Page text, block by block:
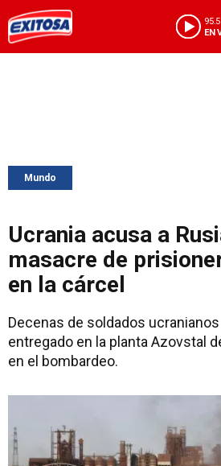
EN
Mundo
Ucrania acusa a
masacre de
en la cárcel
Decenas de soldados
entregado en la planta Azovstal
en el bombardeo.